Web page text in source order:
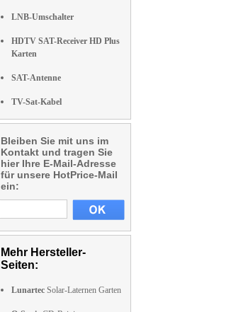
LNB-Umschalter
HDTV SAT-Receiver HD Plus
Karten
SAT-Antenne
TV-Sat-Kabel
Bleiben Sie mit uns im
Kontakt und tragen Sie
hier Ihre E-Mail-Adresse
für unsere HotPrice-Mail
ein:
Mehr Hersteller-
Seiten:
Lunartec Solar-Laternen Garten